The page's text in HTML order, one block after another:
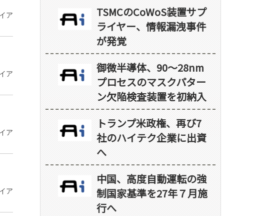
ア
ア
ア
ア
TSMCのCoWoS装置サプ
ライヤー、情報漏洩事件
が発覚
御微半導体、90～28nm
プロセスのマスクパター
ン欠陥検査装置を初納入
トランプ米政権、再び7
社のハイテク企業に出資
へ
中国、高度自動運転の強
制国家基準を27年７月施
行へ